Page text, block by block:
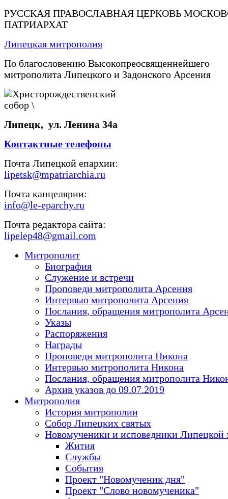
РУССКАЯ ПРАВОСЛАВНАЯ ЦЕРКОВЬ
ПАТРИАРХАТ
Липецкая митрополия
По благословению Высокопреосвященнейшего
митрополита Липецкого и Задонского Арсения
Липецк, ул. Ленина 34а
Контактные телефоны
Почта Липецкой епархии:
lipetsk@mpatriarchia.ru
Почта канцелярии:
info@le-eparchy.ru
Почта редактора сайта:
lipelep48@gmail.com
Митрополит
Биография
Служение и встречи
Проповеди митрополита Арсения
Интервью митрополита Арсения
Послания, обращения митрополита
Указы
Распоряжения
Награды
Проповеди митрополита Никона
Интервью митрополита Никона
Послания, обращения митрополита
Архив указов до 09.07.2019
Митрополия
История митрополии
Собор Липецких святых
Новомученики и исповедники Липецкой
Жития
Службы
События
Проект "Новомученик дня"
Проект "Слово новомученика"